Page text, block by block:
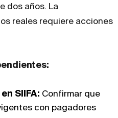
dos años. La
reales requiere acciones
SIIFA: Confirmar que
con pagadores